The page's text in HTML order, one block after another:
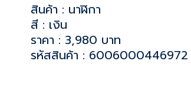
สินค้า : นาฬิกา
สี : เงิน
ราคา : 3,980 บาท
รหัสสินค้า : 6006000446972